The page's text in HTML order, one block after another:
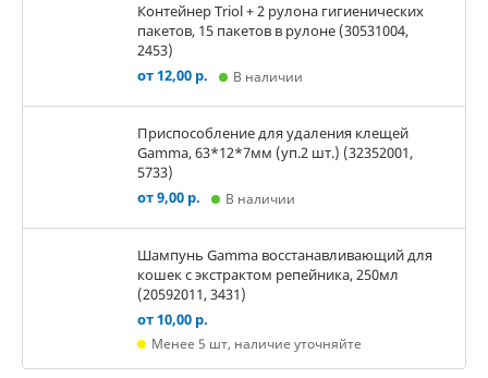
Контейнер Triol + 2 рулона гигиенических
пакетов, 15 пакетов в рулоне (30531004,
2453)
от 12,00 р.
В наличии
Приспособление для удаления клещей
Gamma, 63*12*7мм (уп.2 шт.) (32352001,
5733)
от 9,00 р.
В наличии
Шампунь Gamma восстанавливающий для
кошек с экстрактом репейника, 250мл
(20592011, 3431)
от 10,00 р.
Менее 5 шт, наличие уточняйте